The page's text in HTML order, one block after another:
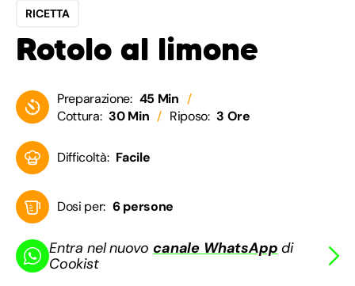
RICETTA
Rotolo al limone
Preparazione: 45 Min
Cottura: 30 Min Riposo: 3 Ore
Difficoltà: Facile
Dosi per: 6 persone
Entra nel nuovocanale WhatsApp di
Cookist